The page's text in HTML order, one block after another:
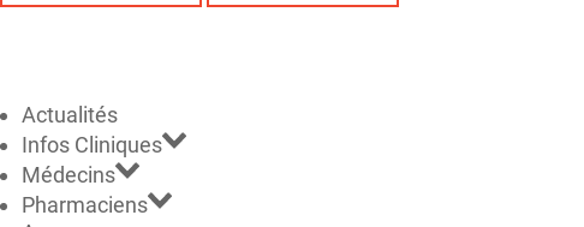
Actualités
Infos Cliniques
Médecins
Pharmaciens